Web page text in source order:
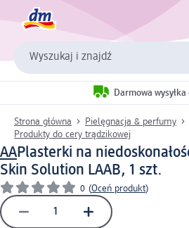
Wyszukaj i znajdź
Darmowa wysyłka
Strona główna Pielęgnacja & perfumy
Produkty do cery trądzikowej
AAPlasterki na
Skin Solution LAAB, 1 szt.
0 (Oceń produkt)